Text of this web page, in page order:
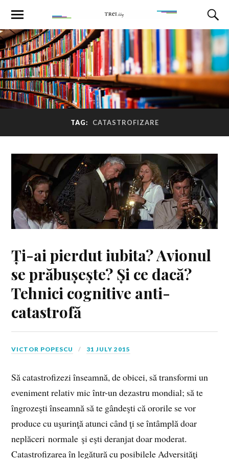
TAG: CATASTROFIZARE
Ți-ai pierdut iubita? Avionul
se prăbușește? Și ce dacă?
Tehnici cognitive anti-
catastrofă
VICTOR POPESCU 31 JULY 2015
Să catastrofizezi înseamnă, de obicei, să transformi un
eveniment relativ mic într-un dezastru mondial; să te
îngrozeşti înseamnă să te gândeşti că ororile se vor
produce cu uşurinţă atunci când ţi se întâmplă doar
neplăceri normale şi eşti deranjat doar moderat.
Catastrofizarea în legătură cu posibilele Adversităţi